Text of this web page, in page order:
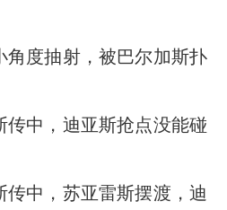
角度抽射，被巴尔加斯扑
传中，迪亚斯抢点没能碰
传中，苏亚雷斯摆渡，迪